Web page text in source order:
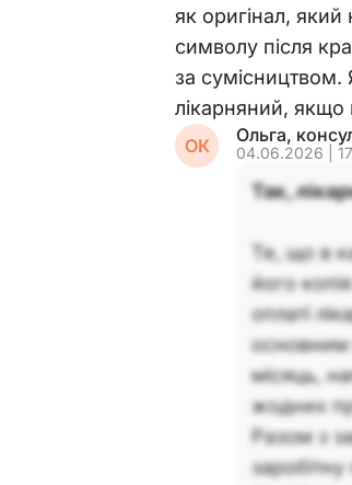
як оригінал,
символу після
за сумісництвом.
лікарняний, якщо
ОК Ольга,
04.06.2026 |
Так,
Те, що в
його
оплаті
основним
місяць,
жодних
Разом з